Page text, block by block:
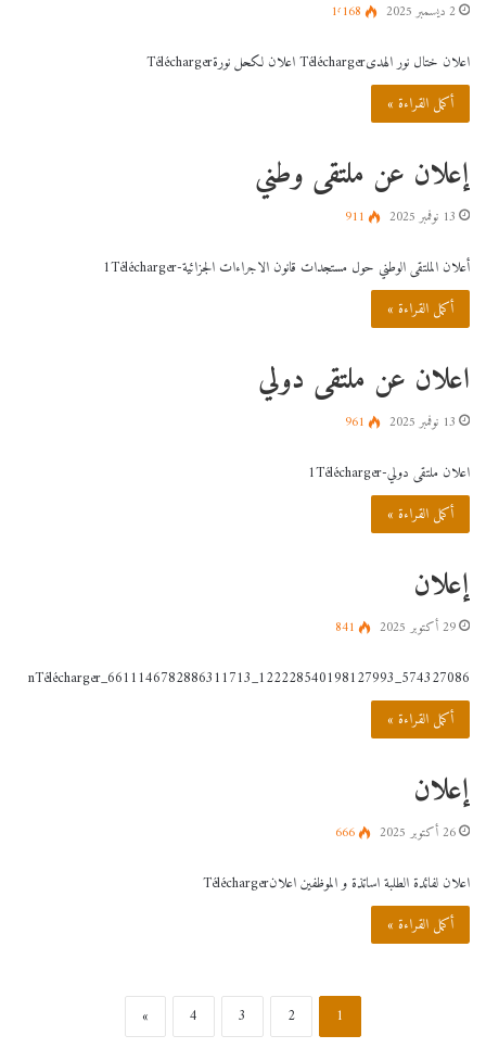
2 ديسمبر 2025 1٬168
اعلان ختال نور الهدىTélécharger اعلان لكحل نورةTélécharger
أكمل القراءة »
إعلان عن ملتقى وطني
13 نوفمبر 2025 911
أعلان الملتقى الوطني حول مستجدات قانون الاجراءات الجزائية-1Télécharger
أكمل القراءة »
اعلان عن ملتقى دولي
13 نوفمبر 2025 961
اعلان ملتقى دولي-1Télécharger
أكمل القراءة »
إعلان
29 أكتوبر 2025 841
574327086_122228540198127993_6611146782886311713_nTélécharger
أكمل القراءة »
إعلان
26 أكتوبر 2025 666
اعلان لفائدة الطلبة اساتذة و الموظفين اعلانTélécharger
أكمل القراءة »
1
2
3
4
»